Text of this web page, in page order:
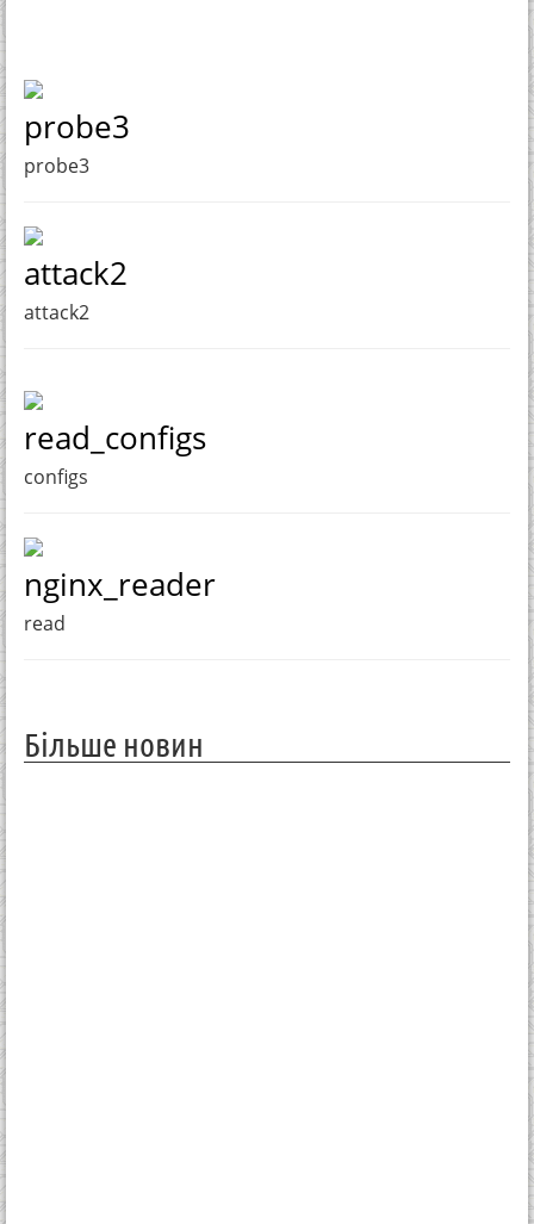
probe3
probe3
attack2
attack2
read_configs
configs
nginx_reader
read
Більше новин